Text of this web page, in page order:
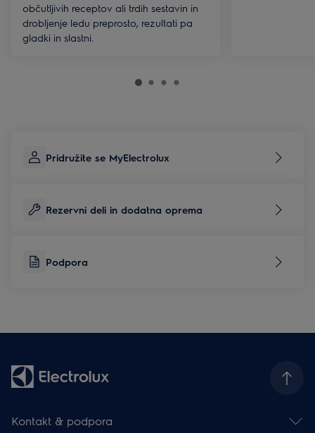
občutljivih receptov ali trdih sestavin in
drobljenje ledu preprosto, rezultati pa
gladki in slastni.
Pridružite se MyElectrolux
Rezervni deli in dodatna oprema
Podpora
Kontakt & podpora